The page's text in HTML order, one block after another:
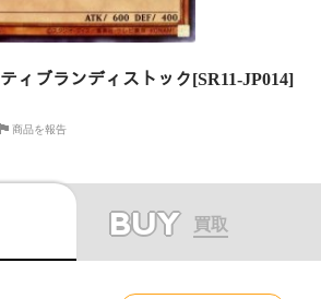
ィブランディストック[SR11-JP014]
商品を報告
BUY 買取